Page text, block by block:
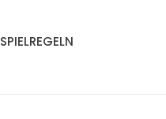
SPIELREGELN